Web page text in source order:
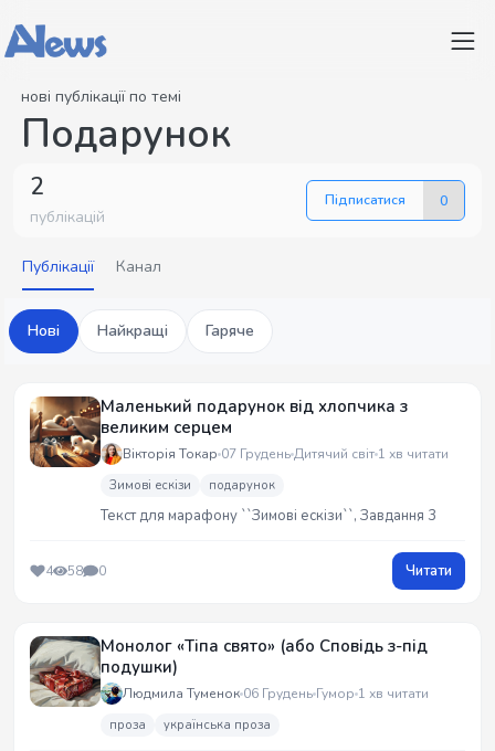
нові публікації по темі
Подарунок
2
публікацій
Підписатися 0
Публікації Канал
Нові Найкращі Гаряче
Маленький подарунок від хлопчика з
великим серцем
Вікторія Токар 07 ГруденьДитячий світ 1 хв читати
Зимові ескізи подарунок
Текст для марафону ``Зимові ескізи``, Завдання 3
4 58 0 Читати
Монолог «Тіпа свято» (або Сповідь з-під
подушки)
Людмила Туменок 06 Грудень Гумор 1 хв читати
проза українська проза